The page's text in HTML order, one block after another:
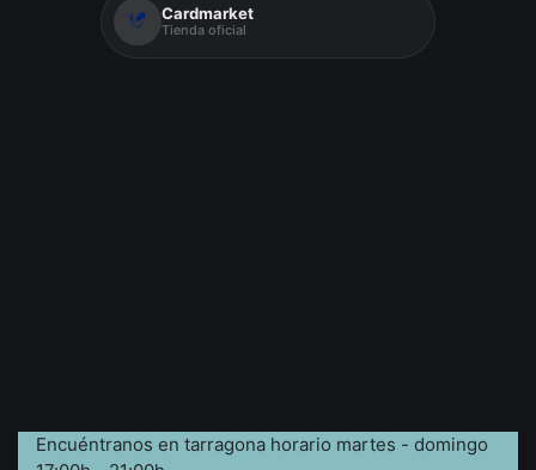
Cardmarket
Tienda oficial
Encuéntranos en tarragona horario martes - domingo